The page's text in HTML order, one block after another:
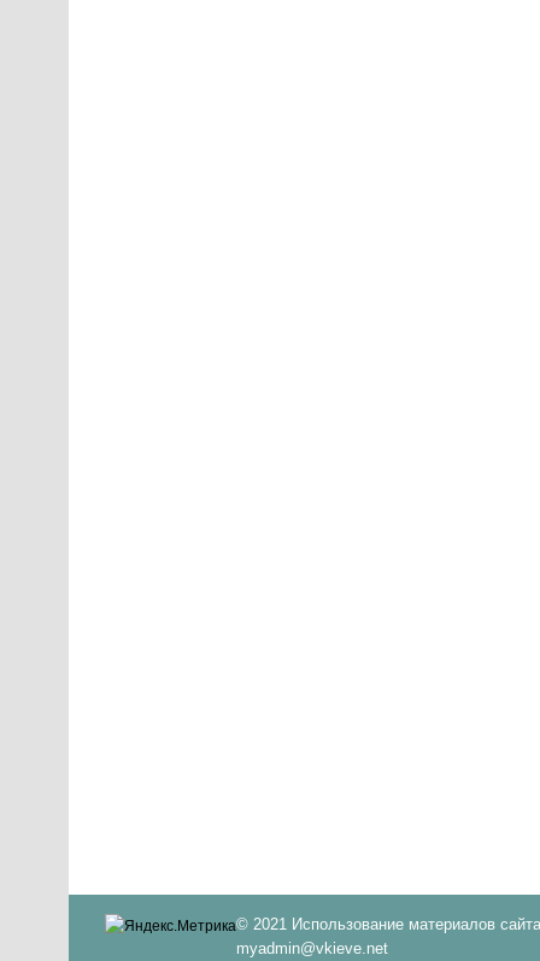
© 2021 Использование материалов
myadmin@vkieve.net